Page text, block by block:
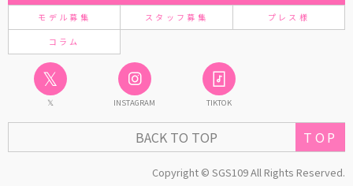
モデル募集 スタッフ募集 プレス様
コラム
𝕏
𝕏 INSTAGRAM TIKTOK
BACK TO TOP
Copyright © SGS109 All Rights Reserved.
TOP